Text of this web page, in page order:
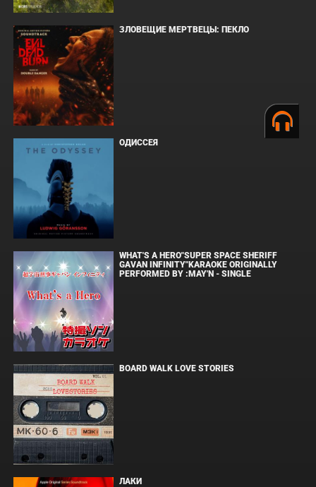
ЗЛОВЕЩИЕ МЕРТВЕЦЫ: ПЕКЛО
ОДИССЕЯ
WHAT'S A HERO"SUPER SPACE SHERIFF
GAVAN INFINITY"KARAOKE ORIGINALLY
PERFORMED BY :MAY'N - SINGLE
BOARD WALK LOVE STORIES
ЛАКИ